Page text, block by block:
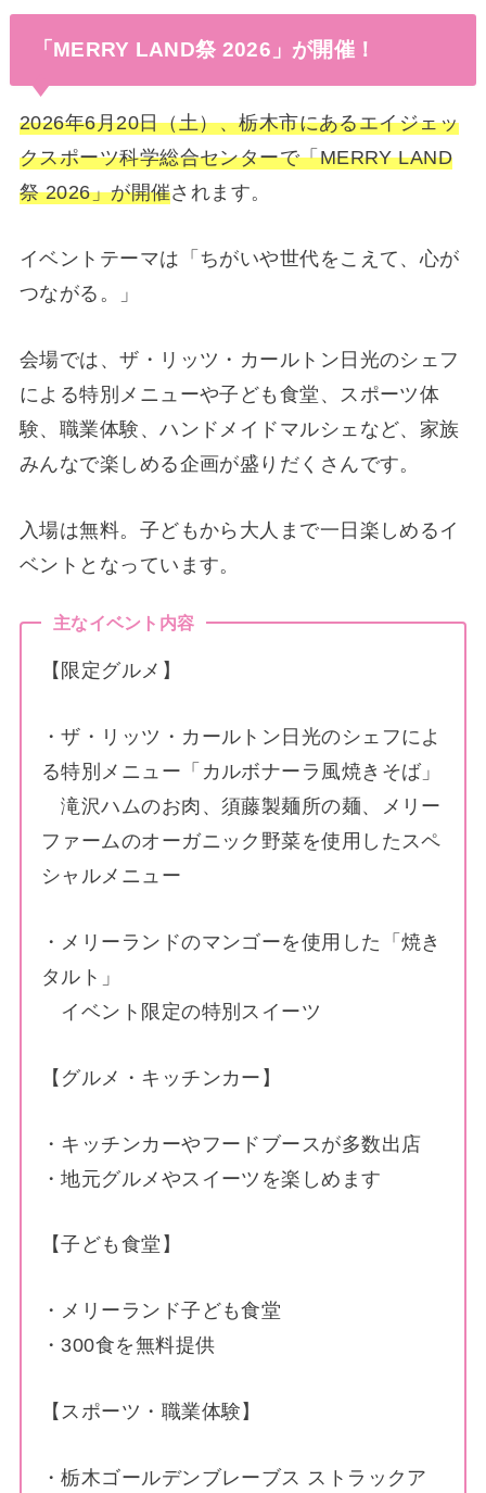
「MERRY LAND祭 2026」が開催！
2026年6月20日（土）、栃木市にあるエイジェッ
クスポーツ科学総合センターで「MERRY LAND
祭 2026」が開催されます。
イベントテーマは「ちがいや世代をこえて、心が
つながる。」
会場では、ザ・リッツ・カールトン日光のシェフ
による特別メニューや子ども食堂、スポーツ体
験、職業体験、ハンドメイドマルシェなど、家族
みんなで楽しめる企画が盛りだくさんです。
入場は無料。子どもから大人まで一日楽しめるイ
ベントとなっています。
主なイベント内容
【限定グルメ】
・ザ・リッツ・カールトン日光のシェフによ
る特別メニュー「カルボナーラ風焼きそば」
滝沢ハムのお肉、須藤製麺所の麺、メリー
ファームのオーガニック野菜を使用したスペ
シャルメニュー
・メリーランドのマンゴーを使用した「焼き
タルト」
イベント限定の特別スイーツ
【グルメ・キッチンカー】
・キッチンカーやフードブースが多数出店
・地元グルメやスイーツを楽しめます
【子ども食堂】
・メリーランド子ども食堂
・300食を無料提供
【スポーツ・職業体験】
・栃木ゴールデンブレーブス ストラックア